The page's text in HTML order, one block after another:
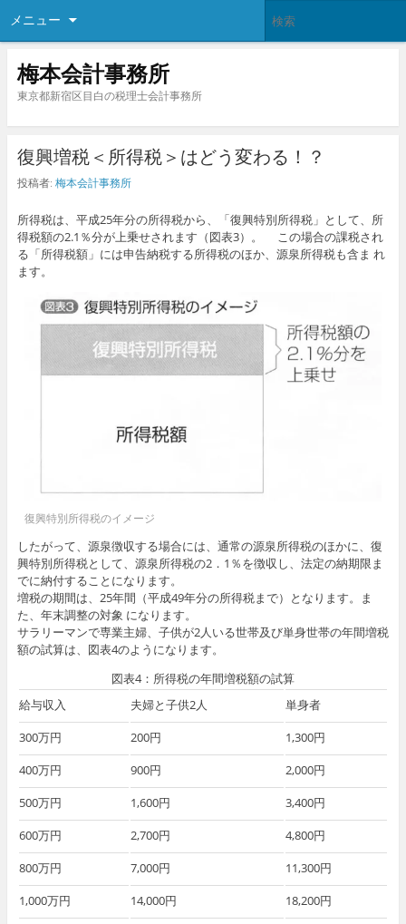
メニュー
梅本会計事務所
東京都新宿区目白の税理士会計事務所
復興増税＜所得税＞はどう変わる！？
投稿者: 梅本会計事務所
所得税は、平成25年分の所得税から、「復興特別所得税」として、所
得税額の2.1％分が上乗せされます（図表3）。 この場合の課税され
る「所得税額」には申告納税する所得税のほか、源泉所得税も含ま れ
ます。
復興特別所得税のイメージ
したがって、源泉徴収する場合には、通常の源泉所得税のほかに、復
興特別所得税として、源泉所得税の2．1％を徴収し、法定の納期限ま
でに納付することになります。
増税の期間は、25年間（平成49年分の所得税まで）となります。ま
た、年末調整の対象 になります。
サラリーマンで専業主婦、子供が2人いる世帯及び単身世帯の年間増税
額の試算は、図表4のようになります。
図表4：所得税の年間増税額の試算
給与収入
夫婦と子供2人
単身者
300万円
200円
1,300円
400万円
900円
2,000円
500万円
1,600円
3,400円
600万円
2,700円
4,800円
800万円
7,000円
11,300円
1,000万円
14,000円
18,200円